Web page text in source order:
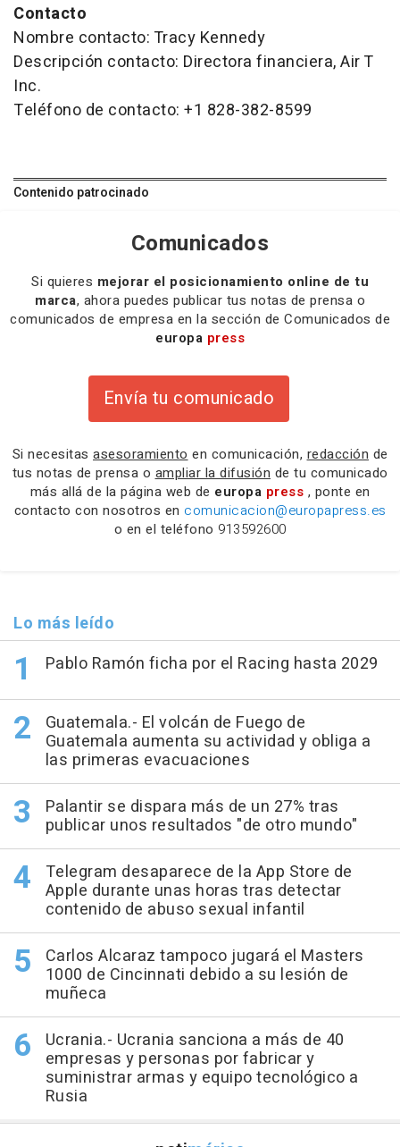
Contacto
Nombre contacto: Tracy Kennedy
Descripción contacto: Directora financiera, Air T
Inc.
Teléfono de contacto: +1 828-382-8599
Contenido patrocinado
Comunicados
Si quieres mejorar el posicionamiento online de tu
marca, ahora puedes publicar tus notas de prensa o
comunicados de empresa en la sección de Comunicados de
europa press
Envía tu comunicado
Si necesitas asesoramiento en comunicación, redacción de
tus notas de prensa o ampliar la difusión de tu comunicado
más allá de la página web de europa press , ponte en
contacto con nosotros en comunicacion@europapress.es
o en el teléfono 913592600
Lo más leído
Pablo Ramón ficha por el Racing hasta 2029
Guatemala.- El volcán de Fuego de
Guatemala aumenta su actividad y obliga a
las primeras evacuaciones
Palantir se dispara más de un 27% tras
publicar unos resultados "de otro mundo"
Telegram desaparece de la App Store de
Apple durante unas horas tras detectar
contenido de abuso sexual infantil
Carlos Alcaraz tampoco jugará el Masters
1000 de Cincinnati debido a su lesión de
muñeca
Ucrania.- Ucrania sanciona a más de 40
empresas y personas por fabricar y
suministrar armas y equipo tecnológico a
Rusia